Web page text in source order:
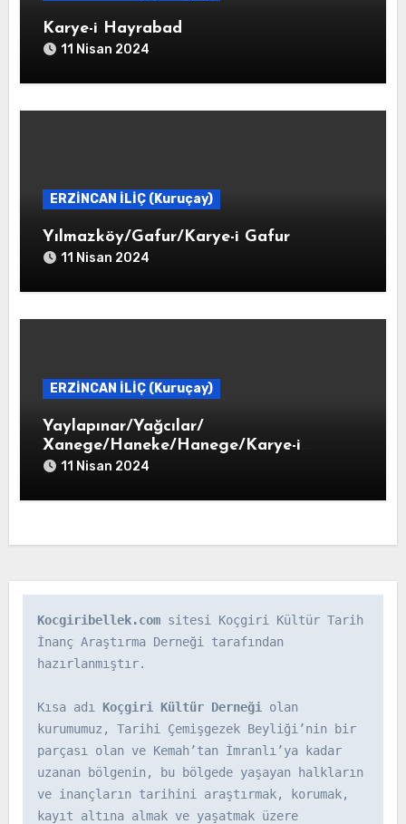
Karye-i Hayrabad
11 Nisan 2024
ERZİNCAN İLİÇ (Kuruçay)
Yılmazköy/Gafur/Karye-i Gafur
11 Nisan 2024
ERZİNCAN İLİÇ (Kuruçay)
Yaylapınar/Yağcılar/
Xanege/Haneke/Hanege/Karye-i
Haneke
11 Nisan 2024
Kocgiribellek.com sitesi Koçgiri Kültür Tarih
İnanç Araştırma Derneği tarafından
hazırlanmıştır.
Kısa adı Koçgiri Kültür Derneği olan
kurumumuz, Tarihi Çemişgezek Beyliği’nin bir
parçası olan ve Kemah’tan İmranlı’ya kadar
uzanan bölgenin, bu bölgede yaşayan halkların
ve inançların tarihini araştırmak, korumak,
kayıt altına almak ve yaşatmak üzere